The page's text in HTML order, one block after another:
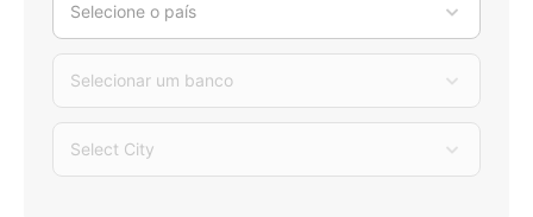
Selecione o país
Selecionar um banco
Select City